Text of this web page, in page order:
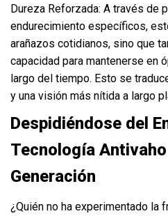
Dureza Reforzada: A través de
endurecimiento específicos,
arañazos cotidianos, sino que
capacidad para mantenerse en
largo del tiempo. Esto se
y una visión más nítida a largo
Despidiéndose del
Tecnología
Generación
¿Quién no ha experimentado la